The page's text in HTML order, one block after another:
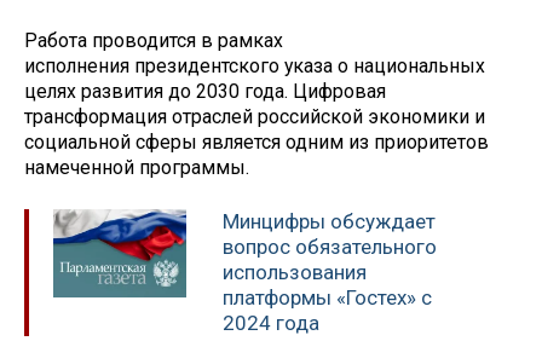
Работа проводится в рамках
исполнения президентского указа о национальных
целях развития до 2030 года. Цифровая
трансформация отраслей российской экономики и
социальной сферы является одним из приоритетов
намеченной программы.
Минцифры обсуждает
вопрос обязательного
использования
платформы «Гостех» с
2024 года